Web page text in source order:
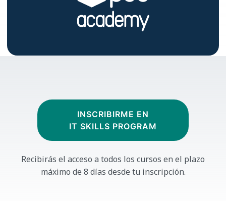
INSCRIBIRME EN
IT SKILLS PROGRAM
Recibirás el acceso a todos los cursos en el plazo
máximo de 8 días desde tu inscripción.